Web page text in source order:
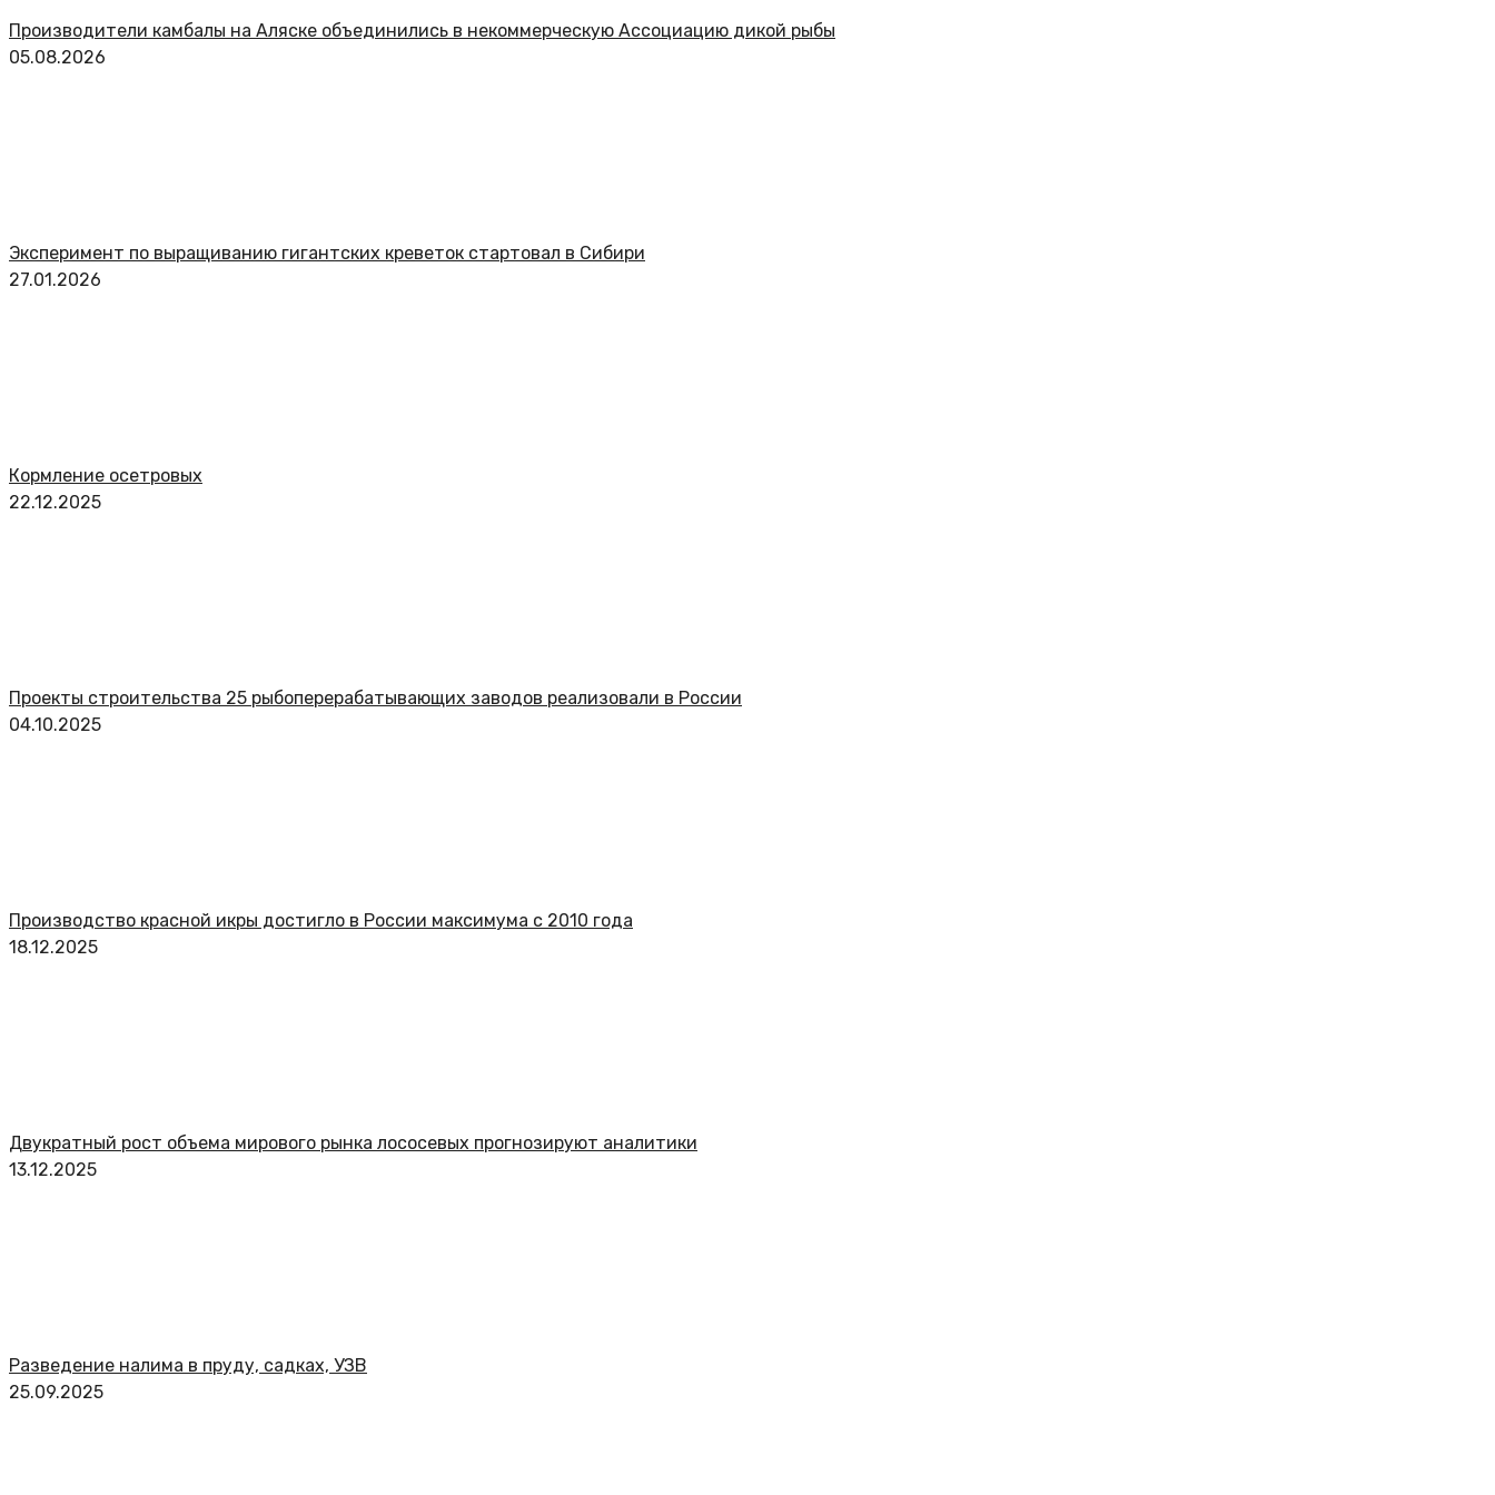
Производители камбалы на Аляске объединились в некоммерческую Ассоциацию дикой рыбы
05.08.2026
Эксперимент по выращиванию гигантских креветок стартовал в Сибири
27.01.2026
Кормление осетровых
22.12.2025
Проекты строительства 25 рыбоперерабатывающих заводов реализовали в России
04.10.2025
Производство красной икры достигло в России максимума с 2010 года
18.12.2025
Двукратный рост объема мирового рынка лососевых прогнозируют аналитики
13.12.2025
Разведение налима в пруду, садках, УЗВ
25.09.2025